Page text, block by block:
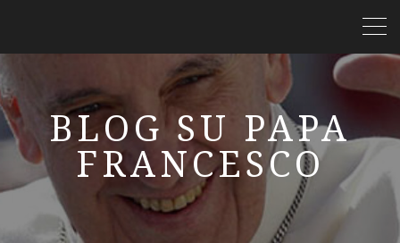
BLOG SU PAPA
FRANCESCO